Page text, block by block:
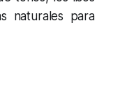
naturales para